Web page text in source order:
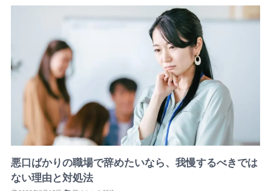
悪口ばかりの職場で辞めたいなら、我慢するべきでは
ない理由と対処法